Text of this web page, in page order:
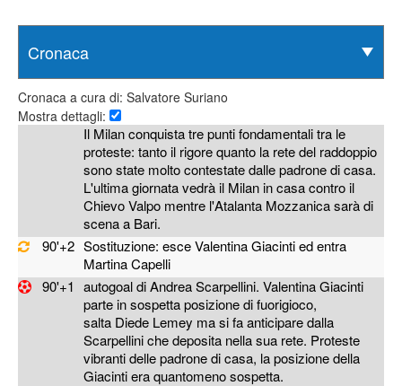
Cronaca a cura di: Salvatore Suriano
Mostra dettagli:
Il Milan conquista tre punti fondamentali tra le
proteste: tanto il rigore quanto la rete del raddoppio
sono state molto contestate dalle padrone di casa.
L'ultima giornata vedrà il Milan in casa contro il
Chievo Valpo mentre l'Atalanta Mozzanica sarà di
scena a Bari.
90'+2 Sostituzione: esce Valentina Giacinti ed entra
Martina Capelli
90'+1 autogoal di Andrea Scarpellini. Valentina Giacinti
parte in sospetta posizione di fuorigioco,
salta Diede Lemey ma si fa anticipare dalla
Scarpellini che deposita nella sua rete. Proteste
vibranti delle padrone di casa, la posizione della
Giacinti era quantomeno sospetta.